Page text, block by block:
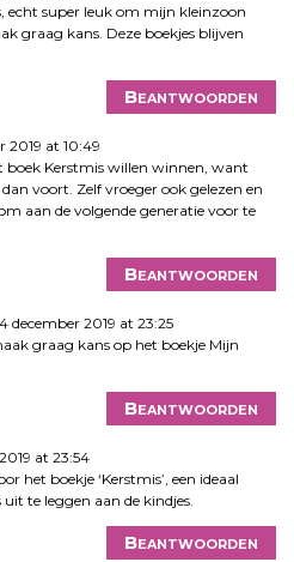
echt super leuk om mijn kleinzoon
graag kans. Deze boekjes blijven
Beantwoorden
2019 at 10:49
boek Kerstmis willen winnen, want
voort. Zelf vroeger ook gelezen en
aan de volgende generatie voor te
Beantwoorden
december 2019 at 23:25
graag kans op het boekje Mijn
Beantwoorden
at 23:54
het boekje ‘Kerstmis’, een ideaal
te leggen aan de kindjes.
Beantwoorden